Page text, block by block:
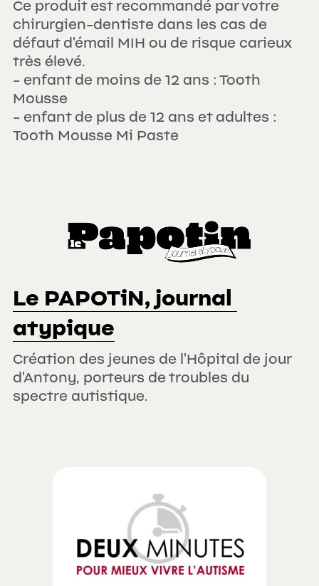
Mon enfant a des caries
La MIH
Préparation au rdv de première
consultation de votre enfant
Mon enfant est en situation de
urgence ?
Hygiène dentaire de l'enfant
Mon enfant refuse le brossage
Des outils pour aider à arrêter la
tétine
FAQ sur la dentisterie pédiatrique
Que faire en cas d'urgence ?
Parent à bout ?
Se former
Liens utiles
Mentions légales
Rechercher
Ce produit est recommandé par votre
chirurgien-dentiste dans les cas de
défaut d'émail MIH ou de risque carieux
très élevé.
- enfant de moins de 12 ans : Tooth
Mousse
- enfant de plus de 12 ans et adultes :
Tooth Mousse Mi Paste
Le PAPOTiN, journal
atypique
Création des jeunes de l'Hôpital de jour
d'Antony, porteurs de troubles du
spectre autistique.